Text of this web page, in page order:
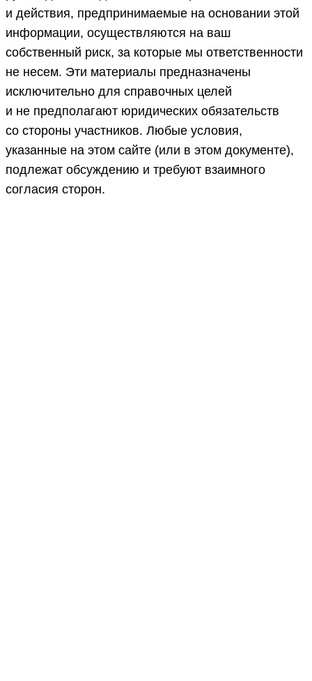
и действия, предпринимаемые на основании этой
информации, осуществляются на ваш
собственный риск, за которые мы ответственности
не несем. Эти материалы предназначены
исключительно для справочных целей
и не предполагают юридических обязательств
со стороны участников. Любые условия,
указанные на этом сайте (или в этом документе),
подлежат обсуждению и требуют взаимного
согласия сторон.